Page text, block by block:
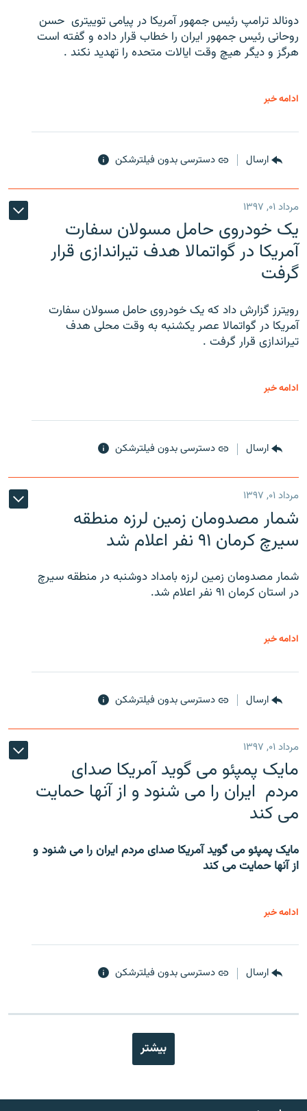
دونالد ترامپ رئیس جمهور آمریکا در پیامی توییتری ‌ حسن
روحانی رئیس جمهور ایران را خطاب قرار داده و گفته است
هرگز و دیگر هیچ وقت ایالات متحده را تهدید نکند .
ادامه خبر
ارسال دسترسی بدون فیلترشکن
مرداد ۰۱, ۱۳۹۷
یک خودروی حامل مسولان سفارت
آمریکا در گواتمالا هدف تیراندازی قرار
گرفت
رویترز گزارش داد که یک خودروی حامل مسولان سفارت
آمریکا در گواتمالا عصر یکشنبه به وقت محلی هدف
تیراندازی قرار گرفت .
ادامه خبر
ارسال دسترسی بدون فیلترشکن
مرداد ۰۱, ۱۳۹۷
شمار مصدومان زمین لرزه منطقه
سیرچ کرمان ۹۱ نفر اعلام شد
شمار مصدومان زمین لرزه بامداد دوشنبه در منطقه سیرچ
در استان کرمان ۹۱ نفر اعلام شد.
ادامه خبر
ارسال دسترسی بدون فیلترشکن
مرداد ۰۱, ۱۳۹۷
مایک پمپئو می گوید آمریکا صدای
مردم ایران را می شنود و از آنها حمایت
می کند
مایک پمپئو می گوید آمریکا صدای مردم ایران را می شنود و
از آنها حمایت می کند
ادامه خبر
ارسال دسترسی بدون فیلترشکن
بیشتر